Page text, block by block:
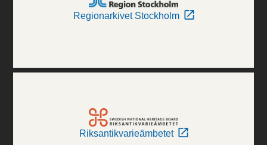
Regionarkivet Stockholm
Riksantikvarieämbetet